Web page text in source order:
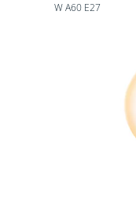
W A60 E27